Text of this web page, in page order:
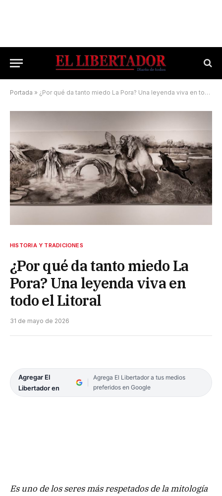
Portada » ¿Por qué da tanto miedo La Pora? Una leyenda viva en todo el Litoral
HISTORIA Y TRADICIONES
¿Por qué da tanto miedo La
Pora? Una leyenda viva en
todo el Litoral
31 de mayo de 2026
Agregar El
Libertador en
Agrega El Libertador a tus medios
preferidos en Google
Es uno de los seres más respetados de la mitología